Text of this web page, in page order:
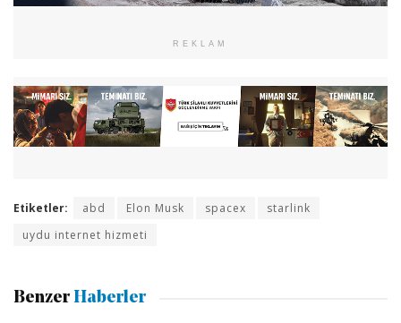
REKLAM
Etiketler: abd Elon Musk spacex
starlink
uydu internet hizmeti
Benzer Haberler